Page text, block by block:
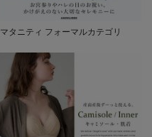
マタニティ フォーマルカテゴリ